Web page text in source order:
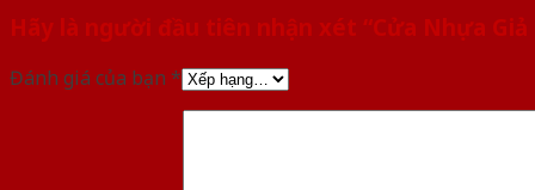
Hãy là người đầu tiên nhận xét “Cửa Nhựa Giả
Đánh giá của bạn *